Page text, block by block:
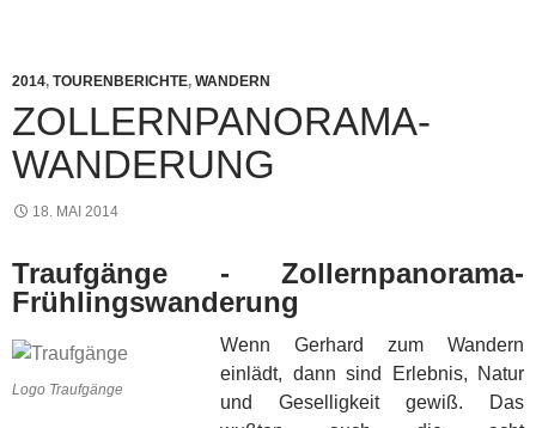
2014, TOURENBERICHTE, WANDERN
ZOLLERNPANORAMA-
WANDERUNG
18. MAI 2014
Traufgänge - Zollernpanorama-
Frühlingswanderung
Logo Traufgänge
Wenn Gerhard zum Wandern
einlädt, dann sind Erlebnis, Natur
und Geselligkeit gewiß. Das